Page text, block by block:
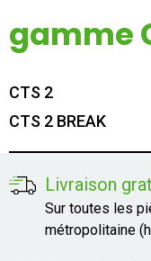
gamme
CTS 2
CTS 2 BREAK
Livraison
Sur toutes les
métropolitaine